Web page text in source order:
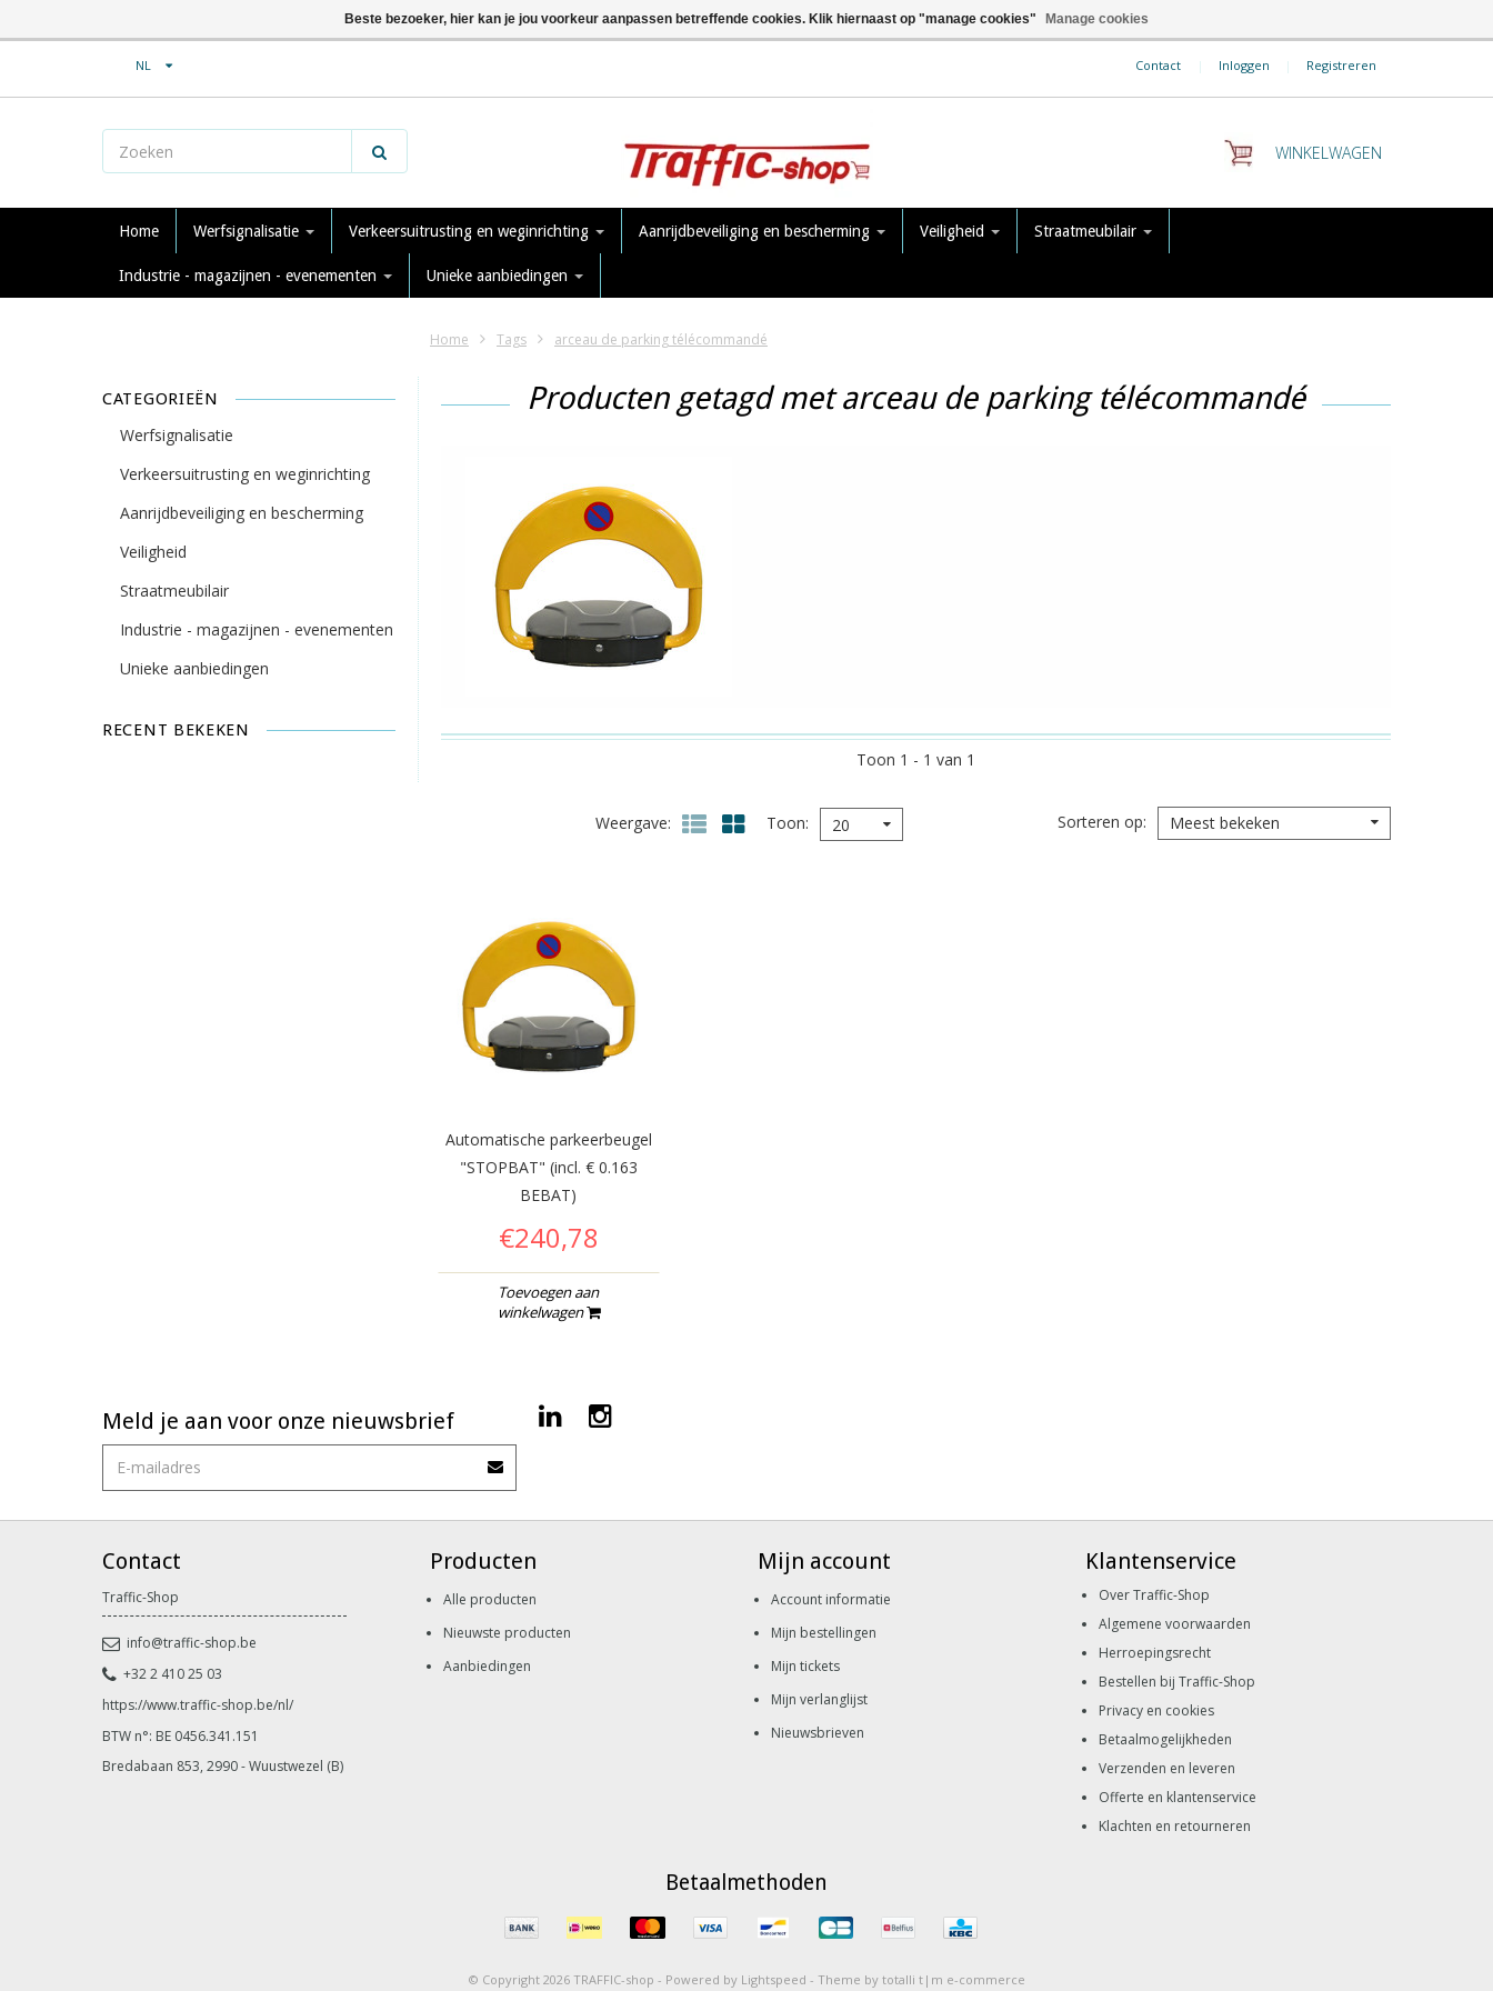
NL Contact | Inloggen | Registreren
WINKELWAGEN
Home Werfsignalisatie Verkeersuitrusting en weginrichting Aanrijdbeveiliging en bescherming Veiligheid Straatmeubilair
Industrie - magazijnen - evenementen Unieke aanbiedingen
Home Tags arceau de parking télécommandé
CATEGORIEËN
Werfsignalisatie
Verkeersuitrusting en weginrichting
Aanrijdbeveiliging en bescherming
Veiligheid
Straatmeubilair
Industrie - magazijnen - evenementen
Unieke aanbiedingen
RECENT BEKEKEN
Producten getagd met arceau de parking télécommandé
Toon 1 - 1 van 1
Weergave Toon 20 Sorteren op Meest bekeken
Automatische parkeerbeugel
"STOPBAT" (incl. € 0.163
BEBAT)
€240,78
Toevoegen aan
winkelwagen
Meld je aan voor onze nieuwsbrief
Contact
Traffic-Shop
info@traffic-shop.be
+32 2 410 25 03
https://www.traffic-shop.be/nl/
BTW n°: BE 0456.341.151
Bredabaan 853, 2990 - Wuustwezel (B)
Producten
Alle producten
Nieuwste producten
Aanbiedingen
Mijn account
Account informatie
Mijn bestellingen
Mijn tickets
Mijn verlanglijst
Nieuwsbrieven
Klantenservice
Over Traffic-Shop
Algemene voorwaarden
Herroepingsrecht
Bestellen bij Traffic-Shop
Privacy en cookies
Betaalmogelijkheden
Verzenden en leveren
Offerte en klantenservice
Klachten en retourneren
Betaalmethoden
© Copyright 2026 TRAFFIC-shop - Powered by Lightspeed - Theme by totalli t|m e-commerce
Beste bezoeker, hier kan je jou voorkeur aanpassen betreffende cookies. Klik hiernaast op "manage cookies" Manage cookies